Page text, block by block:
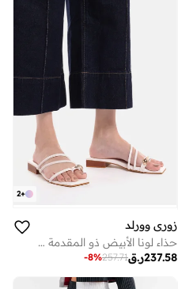
+
2
زوري وورلد
حذاء لونا الأبيض ذو المقدمة المربعة للنساء مع حلقة معدنية عند الأصابع، نباتي معتمد، ناعم ومريح طوال اليوم
ر.ق237.58
257.71
-8%